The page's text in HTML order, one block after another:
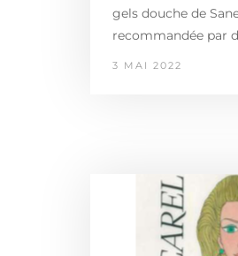
gels douche de
recommandée par
3 MAI 2022